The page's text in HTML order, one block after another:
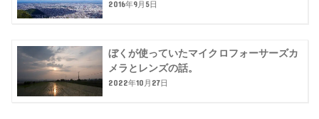
2016年9月5日
ぼくが使っていたマイクロフォーサーズカ
メラとレンズの話。
2022年10月27日